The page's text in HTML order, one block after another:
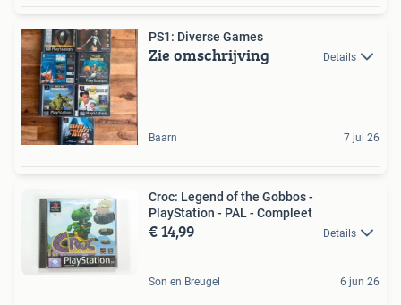
PS1: Diverse Games
Zie omschrijving Details
Baarn 7 jul 26
Croc: Legend of the Gobbos -
PlayStation - PAL - Compleet
€ 14,99 Details
Son en Breugel 6 jun 26